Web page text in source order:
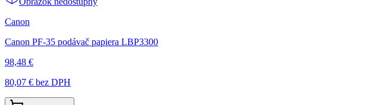
Canon
Canon PF-35 podávač papiera LBP3300
98,48 €
80,07 € bez DPH